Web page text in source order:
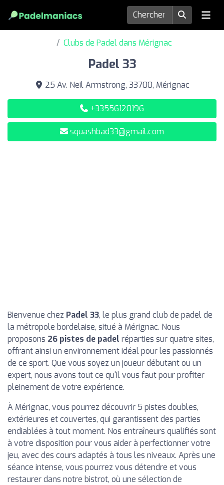
Clubs de Padel dans Mérignac
Padel 33
25 Av. Neil Armstrong, 33700, Mérignac
+33556120196
squashbad33@gmail.com
Bienvenue chez Padel 33, le plus grand club de padel de
la métropole bordelaise, situé à Mérignac. Nous
proposons 26 pistes de padel réparties sur quatre sites,
offrant ainsi un environnement idéal pour les passionnés
de ce sport. Que vous soyez un joueur débutant ou un
expert, nous avons tout ce qu'il vous faut pour profiter
pleinement de votre expérience.
À Mérignac, vous pourrez découvrir 5 pistes doubles,
extérieures et couvertes, qui garantissent des parties
endiablées à tout moment. Nos entraîneurs qualifiés sont
à votre disposition pour vous aider à perfectionner votre
jeu, avec des cours adaptés à tous les niveaux. Après une
séance intense, vous pourrez vous détendre et vous
restaurer dans notre bistrot, où une sélection de